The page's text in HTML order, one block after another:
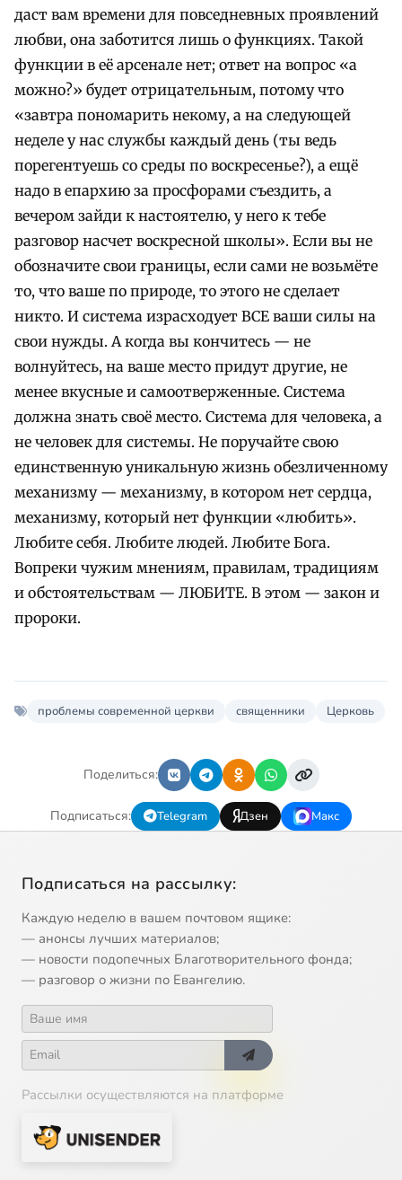
даст вам времени для повседневных проявлений
любви, она заботится лишь о функциях. Такой
функции в её арсенале нет; ответ на вопрос «а
можно?» будет отрицательным, потому что
«завтра пономарить некому, а на следующей
неделе у нас службы каждый день (ты ведь
порегентуешь со среды по воскресенье?), а ещё
надо в епархию за просфорами съездить, а
вечером зайди к настоятелю, у него к тебе
разговор насчет воскресной школы». Если вы не
обозначите свои границы, если сами не возьмёте
то, что ваше по природе, то этого не сделает
никто. И система израсходует ВСЕ ваши силы на
свои нужды. А когда вы кончитесь — не
волнуйтесь, на ваше место придут другие, не
менее вкусные и самоотверженные. Система
должна знать своё место. Система для человека, а
не человек для системы. Не поручайте свою
единственную уникальную жизнь обезличенному
механизму — механизму, в котором нет сердца,
механизму, который нет функции «любить».
Любите себя. Любите людей. Любите Бога.
Вопреки чужим мнениям, правилам, традициям
и обстоятельствам — ЛЮБИТЕ. В этом — закон и
пророки.
проблемы современной церкви священники Церковь
Поделиться:
Подписаться: Telegram Дзен Макс
Подписаться на рассылку:
Каждую неделю в вашем почтовом ящике:
— анонсы лучших материалов;
— новости подопечных Благотворительного фонда;
— разговор о жизни по Евангелию.
Рассылки осуществляются на платформе